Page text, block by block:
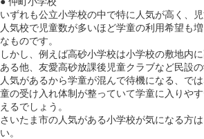
いずれも公立小学校の中で特に人気が高く、児
人気校で児童数が多いほど学童の利用希望も
なものです。
しかし、例えば高砂小学校は小学校の敷地内
ある他、友愛高砂放課後児童クラブなど民設の
人気があるから学童が混んで待機になる、で
童の受け入れ体制が整っていて学童に入りや
えるでしょう。
さいたま市の人気がある小学校が気になる方
い。